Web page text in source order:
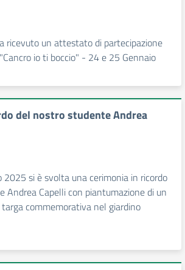
ricevuto un attestato di partecipazione
io ti boccio" - 24 e 25 Gennaio
del nostro studente Andrea
2025 si è svolta una cerimonia in ricordo
Andrea Capelli con piantumazione di un
commemorativa nel giardino